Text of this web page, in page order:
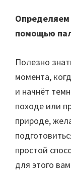
Определяем
помощью
Полезно
момента,
и начнёт
походе или
природе,
простой
для этого